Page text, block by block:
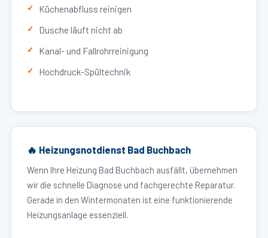
Küchenabfluss reinigen
Dusche läuft nicht ab
Kanal- und Fallrohrreinigung
Hochdruck-Spültechnik
🔥 Heizungsnotdienst Bad Buchbach
Wenn Ihre Heizung Bad Buchbach ausfällt, übernehmen
wir die schnelle Diagnose und fachgerechte Reparatur.
Gerade in den Wintermonaten ist eine funktionierende
Heizungsanlage essenziell.